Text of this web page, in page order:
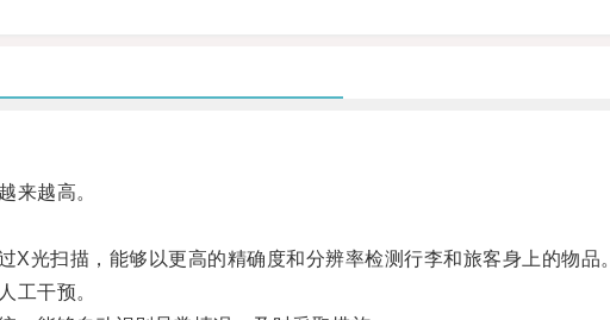
越高。
扫描，能够以更高的精确度和分辨率检测行李和旅客身上的物品。
干预。